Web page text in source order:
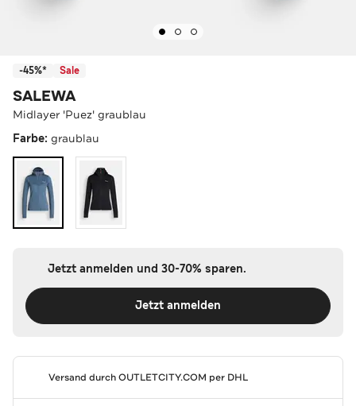
-45%* Sale
SALEWA
Midlayer 'Puez' graublau
Farbe: graublau
Jetzt anmelden und 30-70% sparen.
Jetzt anmelden
Versand durchOUTLETCITY.COM per DHL